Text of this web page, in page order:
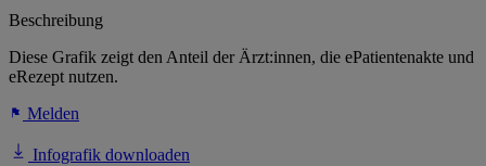
Beschreibung
Diese Grafik zeigt den Anteil der Ärzt:innen, die ePatientenakte und
eRezept nutzen.
Melden
Infografik downloaden